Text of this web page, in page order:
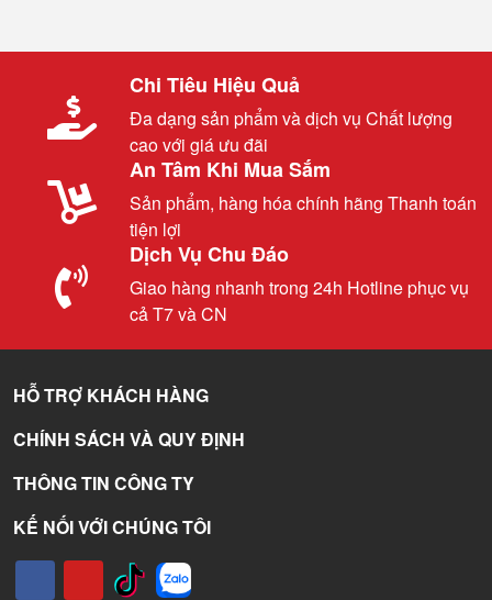
Chi Tiêu Hiệu Quả
Đa dạng sản phẩm và dịch vụ Chất lượng
cao với giá ưu đãi
An Tâm Khi Mua Sắm
Sản phẩm, hàng hóa chính hãng Thanh toán
tiện lợi
Dịch Vụ Chu Đáo
Giao hàng nhanh trong 24h Hotline phục vụ
cả T7 và CN
HỖ TRỢ KHÁCH HÀNG
CHÍNH SÁCH VÀ QUY ĐỊNH
THÔNG TIN CÔNG TY
KẾ NỐI VỚI CHÚNG TÔI